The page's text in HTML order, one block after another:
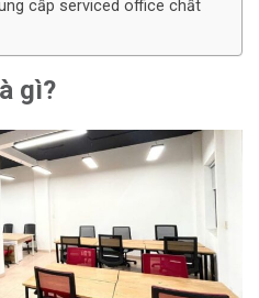
cấp serviced office chất
gì?